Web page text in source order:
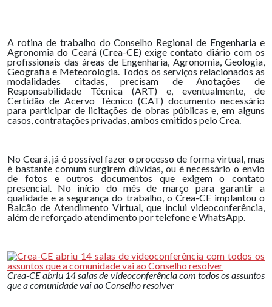
A rotina de trabalho do Conselho Regional de Engenharia e
Agronomia do Ceará (Crea-CE) exige contato diário com os
profissionais das áreas de Engenharia, Agronomia, Geologia,
Geografia e Meteorologia. Todos os serviços relacionados as
modalidades citadas, precisam de Anotações de
Responsabilidade Técnica (ART) e, eventualmente, de
Certidão de Acervo Técnico (CAT) documento necessário
para participar de licitações de obras públicas e, em alguns
casos, contratações privadas, ambos emitidos pelo Crea.
No Ceará, já é possível fazer o processo de forma virtual, mas
é bastante comum surgirem dúvidas, ou é necessário o envio
de fotos e outros documentos que exigem o contato
presencial. No início do mês de março para garantir a
qualidade e a segurança do trabalho, o Crea-CE implantou o
Balcão de Atendimento Virtual, que inclui videoconferência,
além de reforçado atendimento por telefone e WhatsApp.
Crea-CE abriu 14 salas de videoconferência com todos os assuntos
que a comunidade vai ao Conselho resolver